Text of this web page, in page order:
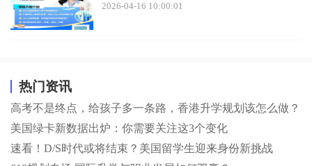
2026-04-16 10:00:01
热门资讯
高考不是终点，给孩子多一条路，香港升学规划该怎么做？
美国绿卡新数据出炉：你需要关注这3个变化
速看！D/S时代或将结束？美国留学生迎来身份新挑战